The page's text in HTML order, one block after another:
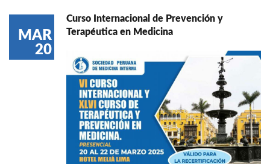
MAR
20
Curso Internacional de Prevención y
Terapéutica en Medicina